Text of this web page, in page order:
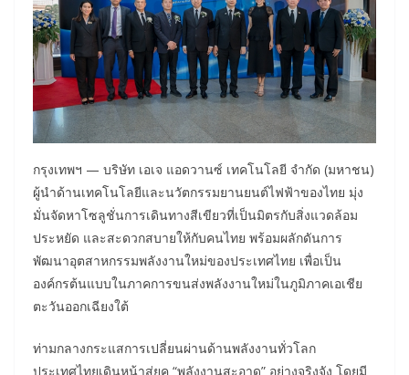
กรุงเทพฯ — บริษัท เอเจ แอดวานซ์ เทคโนโลยี จำกัด (มหาชน)
ผู้นำด้านเทคโนโลยีและนวัตกรรมยานยนต์ไฟฟ้าของไทย มุ่ง
มั่นจัดหาโซลูชั่นการเดินทางสีเขียวที่เป็นมิตรกับสิ่งแวดล้อม
ประหยัด และสะดวกสบายให้กับคนไทย พร้อมผลักดันการ
พัฒนาอุตสาหกรรมพลังงานใหม่ของประเทศไทย เพื่อเป็น
องค์กรต้นแบบในภาคการขนส่งพลังงานใหม่ในภูมิภาคเอเชีย
ตะวันออกเฉียงใต้
ท่ามกลางกระแสการเปลี่ยนผ่านด้านพลังงานทั่วโลก
ประเทศไทยเดินหน้าสู่ยุค “พลังงานสะอาด” อย่างจริงจัง โดยมี